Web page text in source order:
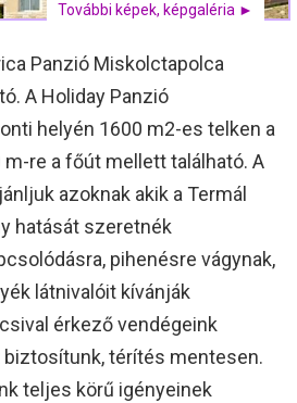
További képek, képgaléria ►
Panzió Miskolctapolca
A Holiday Panzió
helyén 1600 m2-es telken a
re a főút mellett található. A
azoknak akik a Termál
hatását szeretnék
pihenésre vágynak,
látnivalóit kívánják
érkező vendégeink
térítés mentesen.
teljes körű igényeinek